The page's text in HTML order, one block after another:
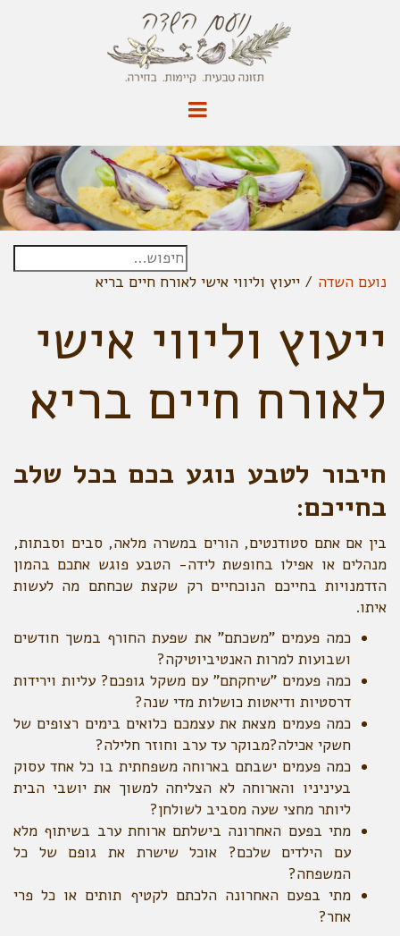
נועם השדה / ייעוץ וליווי אישי לאורח חיים בריא
ייעוץ וליווי אישי
לאורח חיים בריא
חיבור לטבע נוגע בכם בכל שלב
בחייכם:
בין אם אתם סטודנטים, הורים במשרה מלאה, סבים וסבתות,
מנהלים או אפילו בחופשת לידה- הטבע פוגש אתכם בהמון
הזדמנויות בחייכם הנוכחיים רק שקצת שכחתם מה לעשות
איתו.
כמה פעמים "משכתם" את שפעת החורף במשך חודשים
ושבועות למרות האנטיביוטיקה?
כמה פעמים "שיחקתם" עם משקל גופכם? עליות וירידות
דרסטיות ודיאטות כושלות מדי שנה?
כמה פעמים מצאת את עצמכם כלואים בימים רצופים של
חשקי אכילה?מבוקר עד ערב וחוזר חלילה?
כמה פעמים ישבתם בארוחה משפחתית בו כל אחד עסוק
בעיניניו והארוחה לא הצליחה למשוך את יושבי הבית
ליותר מחצי שעה מסביב לשולחן?
מתי בפעם האחרונה בישלתם ארוחת ערב בשיתוף מלא
עם הילדים שלכם? אוכל שישרת את גופם של כל
המשפחה?
מתי בפעם האחרונה הלכתם לקטיף תותים או כל פרי
אחר?